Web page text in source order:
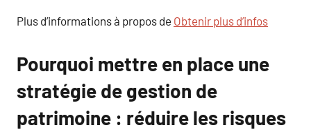
Plus d’informations à propos de Obtenir plus d’infos
Pourquoi mettre en place une
stratégie de gestion de
patrimoine : réduire les risques